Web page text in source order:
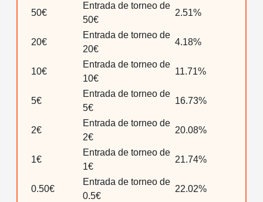
50€
Entrada de torneo de
50€
2.51%
20€
Entrada de torneo de
20€
4.18%
10€
Entrada de torneo de
10€
11.71%
5€
Entrada de torneo de
5€
16.73%
2€
Entrada de torneo de
2€
20.08%
1€
Entrada de torneo de
1€
21.74%
0.50€
Entrada de torneo de
0.5€
22.02%